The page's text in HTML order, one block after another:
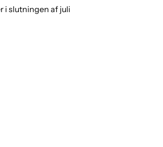
i slutningen af juli